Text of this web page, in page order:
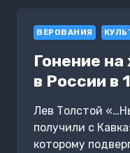
ВЕРОВАНИЯ
Гонение на
в России в
Лев Толстой
получили с
которому